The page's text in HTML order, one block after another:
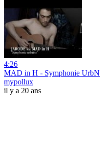
4:26
MAD in H - Symphonie UrbN
mypollux
il y a 20 ans